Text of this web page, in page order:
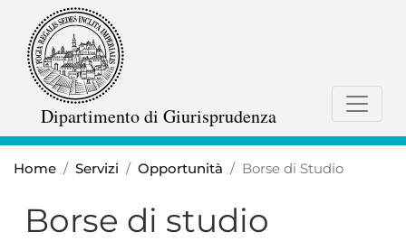
Dipartimento di Giurisprudenza
Home Servizi Opportunità Borse di Studio
Borse di studio